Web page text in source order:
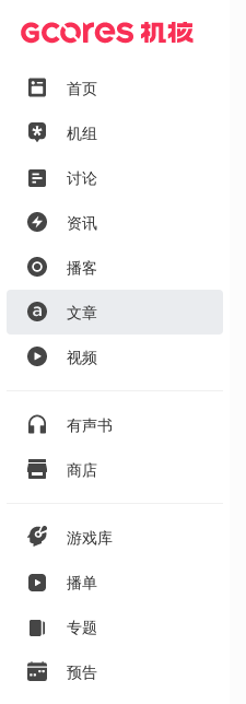
首页
机组
讨论
资讯
播客
文章
视频
有声书
商店
游戏库
播单
专题
预告